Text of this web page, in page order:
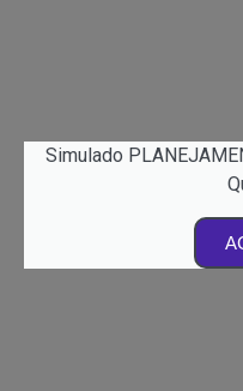
Simulado